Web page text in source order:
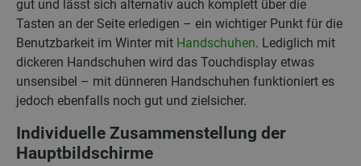
gut und lässt sich alternativ auch komplett über die
Tasten an der Seite erledigen – ein wichtiger Punkt für die
Benutzbarkeit im Winter mit Handschuhen. Lediglich mit
dickeren Handschuhen wird das Touchdisplay etwas
unsensibel – mit dünneren Handschuhen funktioniert es
jedoch ebenfalls noch gut und zielsicher.
Individuelle Zusammenstellung der
Hauptbildschirme